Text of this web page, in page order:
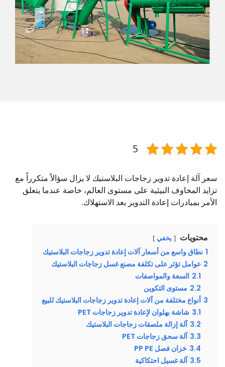
5
سعر آلة إعادة تدوير زجاجات البلاستيك لا يزال سؤالاً متكرراً مع
تزايد المخاوف البيئية على مستوى العالم، خاصة عندما يتعلق
الأمر بمبادرات إعادة التدوير بعد الاستهلاك.
محتويات يخفي
1 نطاق واسع من أسعار آلات إعادة تدوير زجاجات البلاستيك
2 عوامل تؤثر على تكلفة مصنع غسل زجاجات البلاستيك
2.1 السعة والمواصفات
2.2 مستوى التكوين
3 أنواع مختلفة من آلات إعادة تدوير زجاجات البلاستيك للبيع
3.1 شاشة بهلوان لإعادة تدوير زجاجات PET
3.2 آلة إزالة ملصقات زجاجات البلاستيك
3.3 آلة سحق زجاجات PET
3.4 خزان فصل PP PE
3.5 آلة غسيل احتكاكية